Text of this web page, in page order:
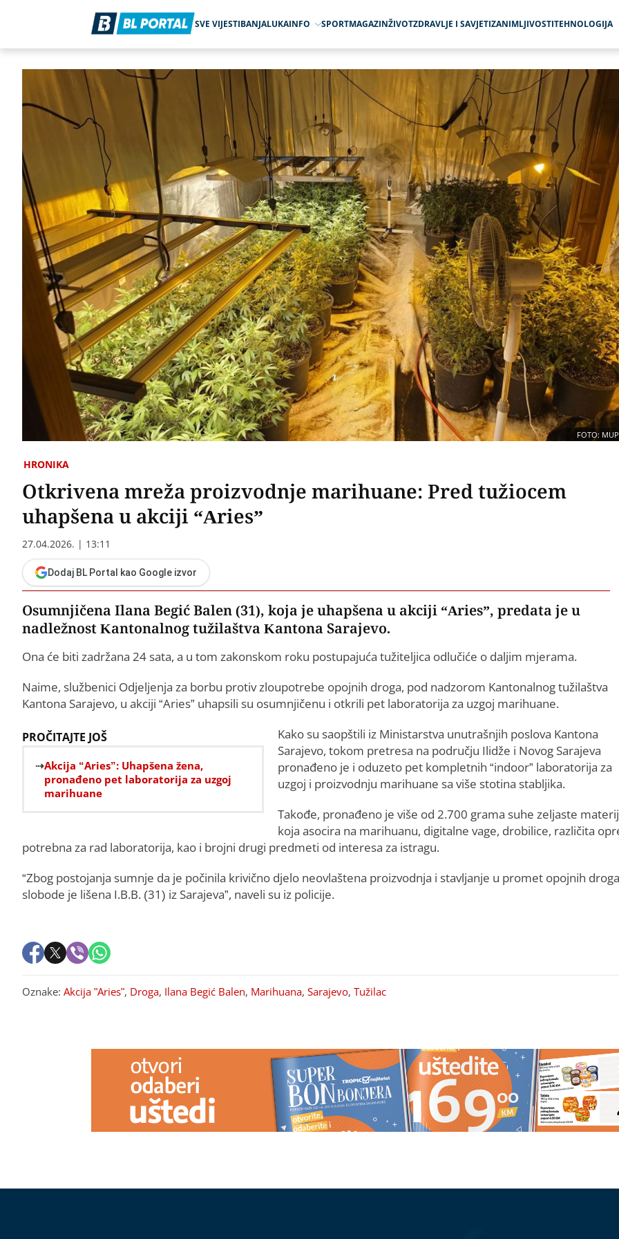
SVE VIJESTIBANJALUKAINFO SPORTMAGAZINŽIVOTZDRAVLJE I SAVJETIZANIMLJIVOSTITEHNOLOGIJA
FOTO:
HRONIKA
Otkrivena mreža proizvodnje marihuane: Pred tužiocem
uhapšena u akciji “Aries”
27.04.2026. | 13:11
Dodaj BL Portal kao Google izvor
Osumnjičena Ilana Begić Balen (31), koja je uhapšena u akciji “Aries”, predata je u
nadležnost Kantonalnog tužilaštva Kantona Sarajevo.
Ona će biti zadržana 24 sata, a u tom zakonskom roku postupajuća tužiteljica odlučiće o daljim mjerama.
Naime, službenici Odjeljenja za borbu protiv zloupotrebe opojnih droga, pod nadzorom Kantonalnog tužilaštva
Kantona Sarajevo, u akciji “Aries” uhapsili su osumnjičenu i otkrili pet laboratorija za uzgoj marihuane.
PROČITAJTE JOŠ
Akcija “Aries”: Uhapšena žena,
pronađeno pet laboratorija za uzgoj
marihuane
Kako su saopštili iz Ministarstva unutrašnjih poslova Kantona
Sarajevo, tokom pretresa na području Ilidže i Novog Sarajeva
pronađeno je i oduzeto pet kompletnih “indoor” laboratorija za
uzgoj i proizvodnju marihuane sa više stotina stabljika.
Takođe, pronađeno je više od 2.700 grama suhe zeljaste
koja asocira na marihuanu, digitalne vage, drobilice, različita
potrebna za rad laboratorija, kao i brojni drugi predmeti od interesa za istragu.
“Zbog postojanja sumnje da je počinila krivično djelo neovlaštena proizvodnja i stavljanje u promet opojnih
slobode je lišena I.B.B. (31) iz Sarajeva”, naveli su iz policije.
Oznake: Akcija "Aries", Droga, Ilana Begić Balen, Marihuana, Sarajevo, Tužilac